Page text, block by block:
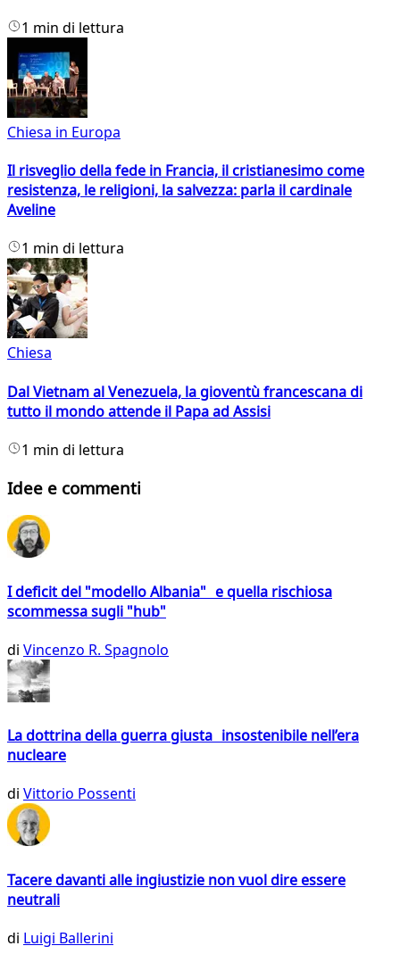
1 min di lettura
Chiesa in Europa
Il risveglio della fede in Francia, il cristianesimo come
resistenza, le religioni, la salvezza: parla il cardinale
Aveline
1 min di lettura
Chiesa
Dal Vietnam al Venezuela, la gioventù francescana di
tutto il mondo attende il Papa ad Assisi
1 min di lettura
Idee e commenti
I deficit del "modello Albania" e quella rischiosa
scommessa sugli "hub"
di Vincenzo R. Spagnolo
La dottrina della guerra giusta insostenibile nell’era
nucleare
di Vittorio Possenti
Tacere davanti alle ingiustizie non vuol dire essere
neutrali
di Luigi Ballerini